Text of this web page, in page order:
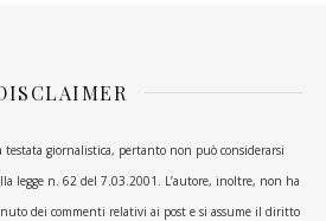
giornalistica, pertanto non può considerarsi
legge n. 62 del 7.03.2001. L’autore, inoltre, non ha
dei commenti relativi ai post e si assume il diritto